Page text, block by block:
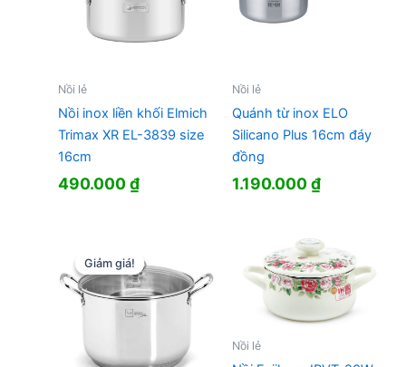
Nồi lẻ
Nồi inox liền khối Elmich
Trimax XR EL-3839 size
16cm
490.000₫
Nồi lẻ
Quánh từ inox ELO
Silicano Plus 16cm đáy
đồng
1.190.000₫
Giảm giá!
Giảm giá!
Nồi lẻ